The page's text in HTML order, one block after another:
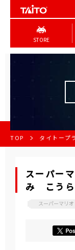
STORE
TOP タイトープ
スーパー
み こうら
スーパーマリオ